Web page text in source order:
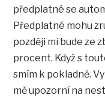
předplatné se
Předplatné mohu
později mi bude ze
procent. Když s
smím k pokladně.
mě upozorní na